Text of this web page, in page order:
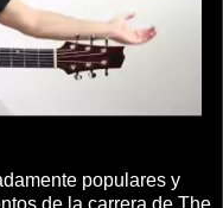
populares y